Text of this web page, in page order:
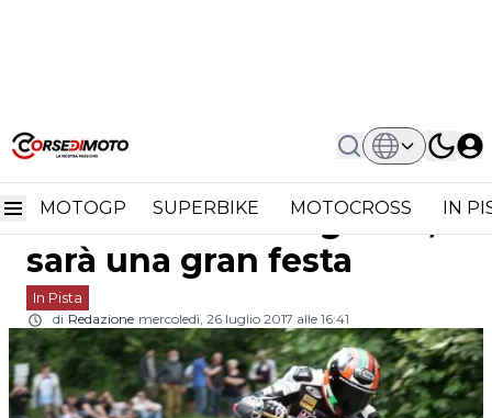
MOTOGP SUPERBIKE MOTOCROSS IN
Home In Pista
CIVS: Grande Attesa Per Il 4° Round In
CIVS: Grande attesa per il
4° round in Garfagnana,
sarà una gran festa
In Pista
di Redazione mercoledì, 26 luglio 2017 alle 16:41